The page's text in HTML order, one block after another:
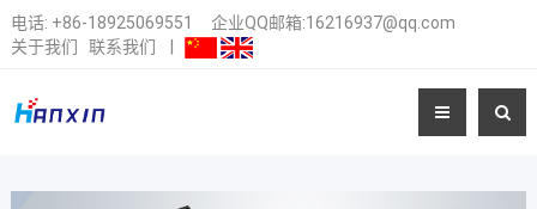
电话: +86-18925069551
企业QQ邮箱:16216937@qq.com
关于我们
联系我们